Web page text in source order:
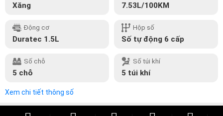
Xăng 7.53L/100KM
Động cơ
Duratec 1.5L
Hộp số
Số tự động 6 cấp
Số chỗ
5 chỗ
Số túi khí
5 túi khí
Xem chi tiết thông số